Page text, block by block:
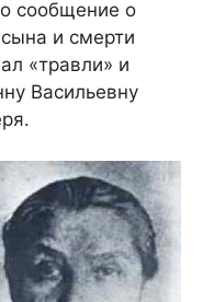
сообщение о
и смерти
«травли» и
Васильевну